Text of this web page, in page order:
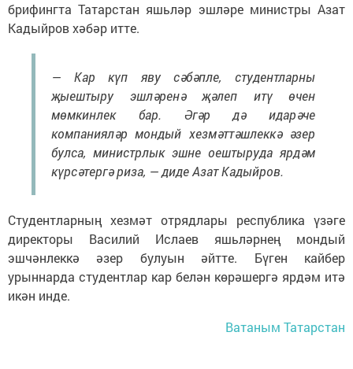
брифингта Татарстан яшьләр эшләре министры Азат
Кадыйров хәбәр итте.
— Кар күп яву сәбәпле, студентларны
җыештыру эшләренә җәлеп итү өчен
мөмкинлек бар. Әгәр дә идарәче
компанияләр мондый хезмәттәшлеккә әзер
булса, министрлык эшне оештыруда ярдәм
күрсәтергә риза, — диде Азат Кадыйров.
Студентларның хезмәт отрядлары республика үзәге
директоры Василий Ислаев яшьләрнең мондый
эшчәнлеккә әзер булуын әйтте. Бүген кайбер
урыннарда студентлар кар белән көрәшергә ярдәм итә
икән инде.
Ватаным Татарстан